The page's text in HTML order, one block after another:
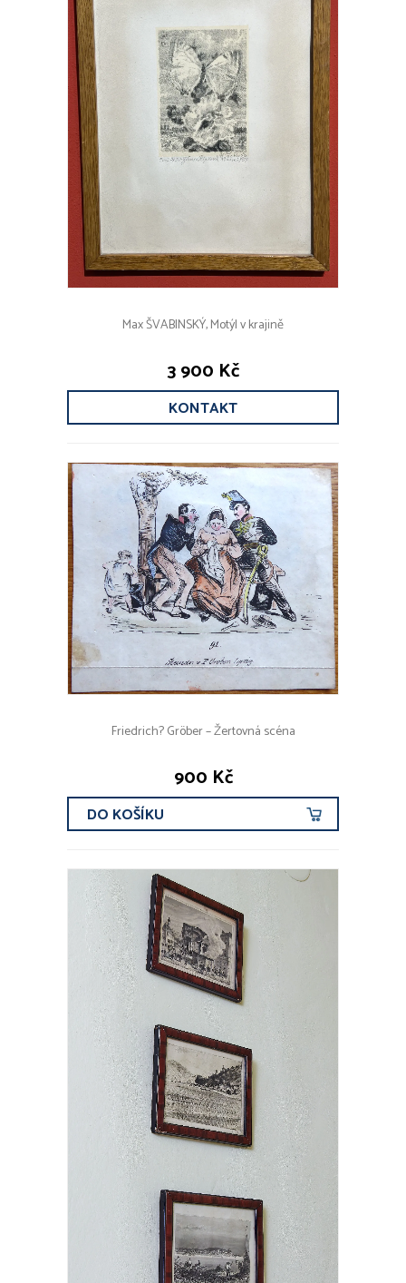
Max ŠVABINSKÝ, Motýl v krajině
3 900 Kč
KONTAKT
Friedrich? Gröber – Žertovná scéna
900 Kč
DO KOŠÍKU